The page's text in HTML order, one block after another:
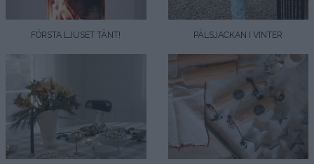
FÖRSTA LJUSET TÄNT! PÄLSJACKAN I VINTER